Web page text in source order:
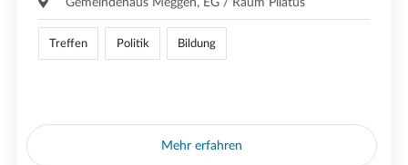
Treffen Politik Bildung
Mehr erfahren